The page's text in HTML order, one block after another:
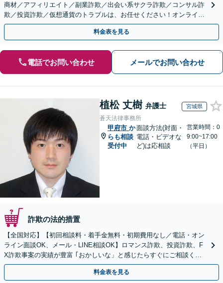
商材／アフィリエイト／副業詐欺／出会い系サクラ詐欺／コンサル詐
欺／投資詐欺／仮想通貨のトラブルは、お任せください！オンライン
のみで解決も可能！
料金表を見る
電話でお問い合わせ メールでお問い合わせ
植松 丈樹 弁護士 宮城県
蒼天法律事務所
甲府市 か
らも相談
受付中
面談方法(対面・
電話・ビデオな
ど)は応相談
営業時間：0
9:00~17:00
（平日）
詐欺の法的措置
【全国対応】【初回相談料・着手金無料・初期費用なし／電話・オン
ライン面談OK、メール・LINE相談OK】ロマンス詐欺、投資詐欺、F
X詐欺事案の実績が豊富 ｢おかしいな」と感じたらすぐにご相談くだ
さい。
料金表を見る